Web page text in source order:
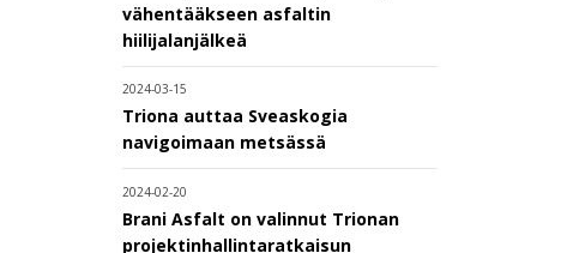
vähentääkseen asfaltin
hiilijalanjälkeä
2024-03-15
Triona auttaa Sveaskogia
navigoimaan metsässä
2024-02-20
Brani Asfalt on valinnut Trionan
projektinhallintaratkaisun